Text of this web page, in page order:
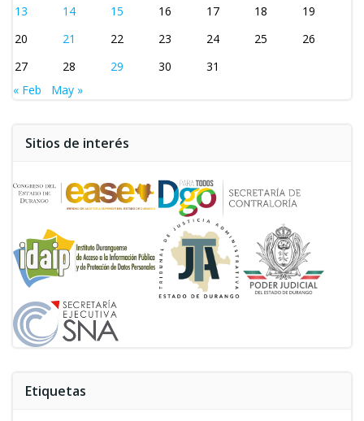
13
14 15 16 17 18
19
20
21 22 23 24 25
26
27
28 29 30
31
« Feb
May »
Sitios de interés
Etiquetas